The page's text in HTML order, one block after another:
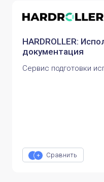
HARDROLLER:
документация
Сервис подготовки
Сравнить